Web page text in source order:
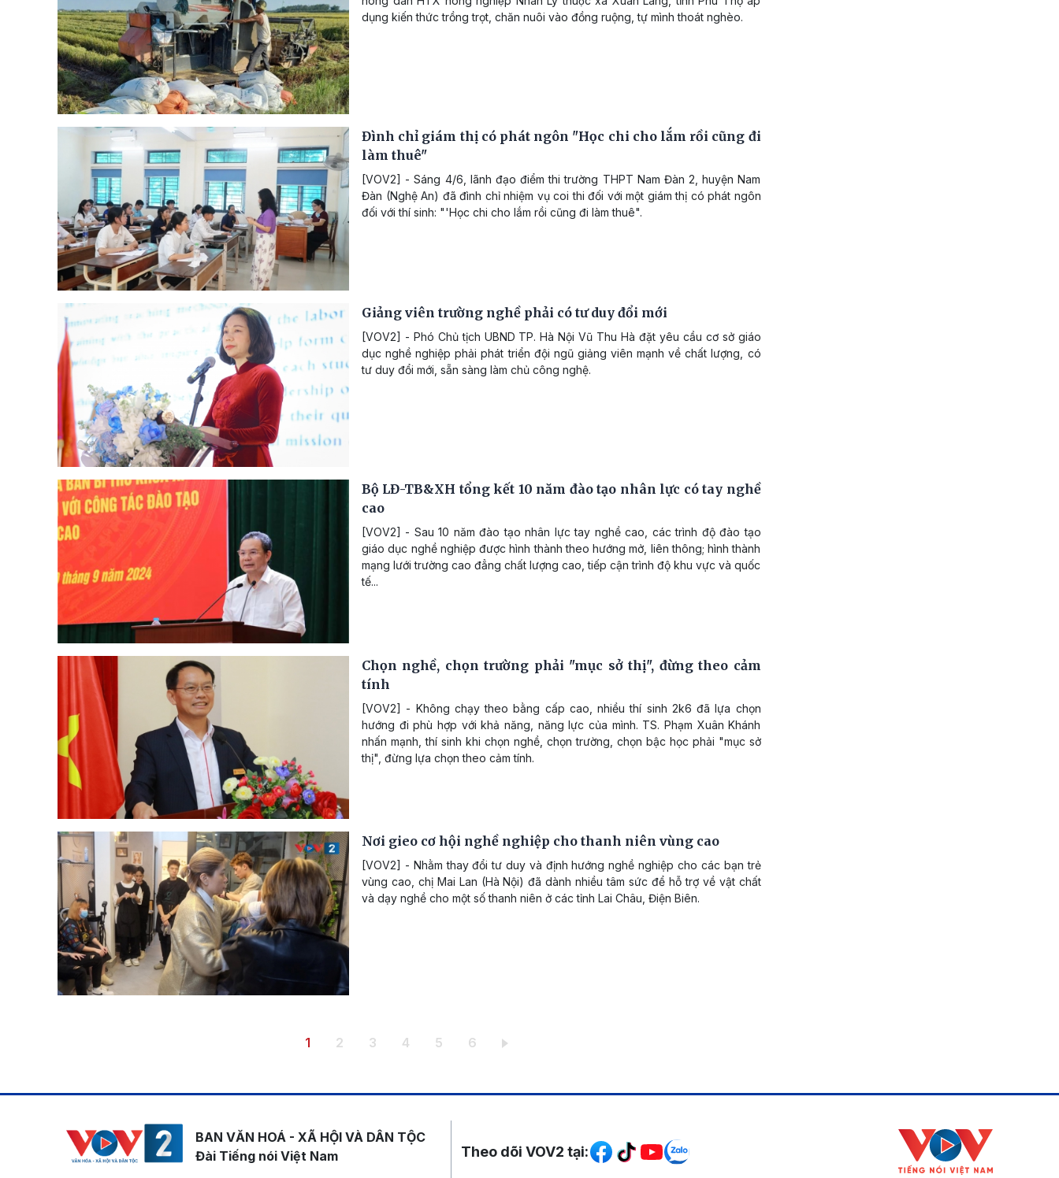
dụng kiến thức trồng trọt, chăn nuôi vào đồng ruộng, tự mình thoát nghèo.
Đình chỉ giám thị có phát ngôn "Học chi cho lắm rồi cũng đi
làm thuê"
[VOV2] - Sáng 4/6, lãnh đạo điểm thi trường THPT Nam Đàn 2, huyện Nam
Đàn (Nghệ An) đã đình chỉ nhiệm vụ coi thi đối với một giám thị có phát ngôn
đối với thí sinh: "'Học chi cho lắm rồi cũng đi làm thuê".
Giảng viên trường nghề phải có tư duy đổi mới
[VOV2] - Phó Chủ tịch UBND TP. Hà Nội Vũ Thu Hà đặt yêu cầu cơ sở giáo
dục nghề nghiệp phải phát triển đội ngũ giảng viên mạnh về chất lượng, có
tư duy đổi mới, sẵn sàng làm chủ công nghệ.
Bộ LĐ-TB&XH tổng kết 10 năm đào tạo nhân lực có tay nghề
cao
[VOV2] - Sau 10 năm đào tạo nhân lực tay nghề cao, các trình độ đào tạo
giáo dục nghề nghiệp được hình thành theo hướng mở, liên thông; hình thành
mạng lưới trường cao đẳng chất lượng cao, tiếp cận trình độ khu vực và quốc
tế...
Chọn nghề, chọn trường phải "mục sở thị", đừng theo cảm
tính
[VOV2] - Không chạy theo bằng cấp cao, nhiều thí sinh 2k6 đã lựa chọn
hướng đi phù hợp với khả năng, năng lực của mình. TS. Phạm Xuân Khánh
nhấn mạnh, thí sinh khi chọn nghề, chọn trường, chọn bậc học phải "mục sở
thị", đừng lựa chọn theo cảm tính.
Nơi gieo cơ hội nghề nghiệp cho thanh niên vùng cao
[VOV2] - Nhằm thay đổi tư duy và định hướng nghề nghiệp cho các bạn trẻ
vùng cao, chị Mai Lan (Hà Nội) đã dành nhiều tâm sức để hỗ trợ về vật chất
và dạy nghề cho một số thanh niên ở các tỉnh Lai Châu, Điện Biên.
Trang hiện thời
1 Trang
2 Trang
3 Trang
4 Trang
5 Trang
6
BAN VĂN HOÁ - XÃ HỘI VÀ DÂN TỘC
Đài Tiếng nói Việt Nam
Mạng xã hội
Theo dõi VOV2 tại: